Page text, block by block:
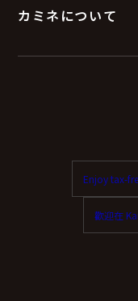
カミネについて
Enjoy tax-
歡迎在